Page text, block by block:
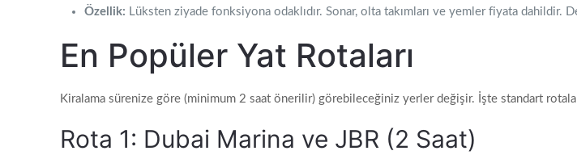
Özellik: Lüksten ziyade fonksiyona odaklıdır. Sonar, olta takımları ve yemler fiyata dahildir.
En Popüler Yat Rotaları
Kiralama sürenize göre (minimum 2 saat önerilir) görebileceğiniz yerler değişir. İşte standart
Rota 1: Dubai Marina ve JBR (2 Saat)